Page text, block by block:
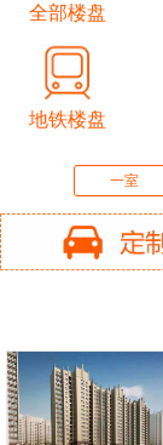
全部楼盘
地铁楼盘
一室